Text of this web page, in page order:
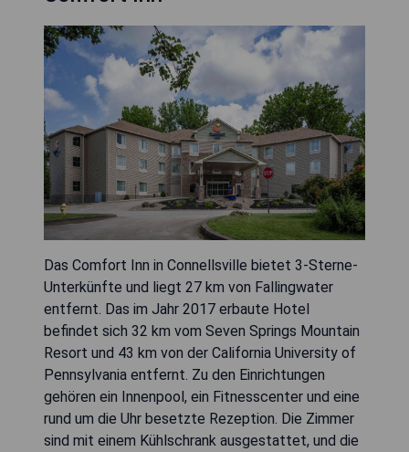
Das Comfort Inn in Connellsville bietet 3-Sterne-
Unterkünfte und liegt 27 km von Fallingwater
entfernt. Das im Jahr 2017 erbaute Hotel
befindet sich 32 km vom Seven Springs Mountain
Resort und 43 km von der California University of
Pennsylvania entfernt. Zu den Einrichtungen
gehören ein Innenpool, ein Fitnesscenter und eine
rund um die Uhr besetzte Rezeption. Die Zimmer
sind mit einem Kühlschrank ausgestattet, und die